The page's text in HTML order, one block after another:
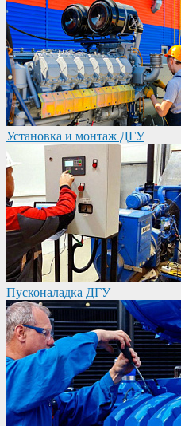
Установка и монтаж ДГУ
Пусконаладка ДГУ